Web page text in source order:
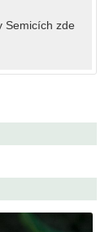
Semicích zde